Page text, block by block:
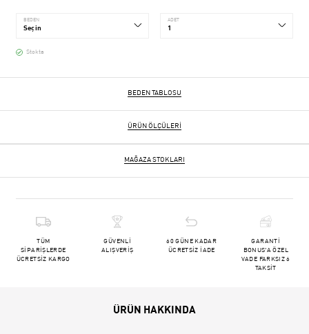
BEDEN ADET
Stokta
BEDEN TABLOSU
ÜRÜN ÖLÇÜLERI
MAĞAZA STOKLARI
TÜM
SİPARİŞLERDE
ÜCRETSİZ KARGO
GÜVENLİ
ALIŞVERİŞ
60 GÜNE KADAR
ÜCRETSİZ İADE
GARANTİ
BONUS'A ÖZEL
VADE FARKSIZ 6
TAKSİT
ÜRÜN HAKKINDA